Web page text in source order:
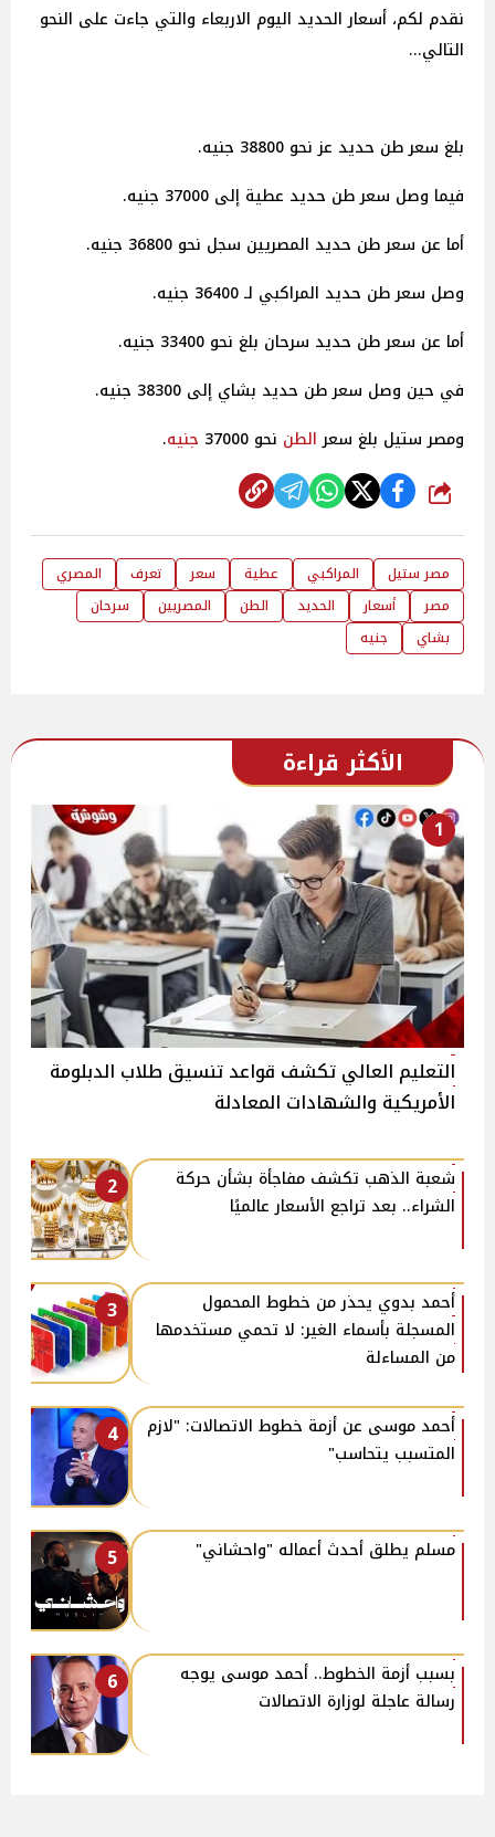
نقدم لكم، أسعار الحديد اليوم الاربعاء والتي جاءت على النحو
التالي...
بلغ سعر طن حديد عز نحو 38800 جنيه.
فيما وصل سعر طن حديد عطية إلى 37000 جنيه.
أما عن سعر طن حديد المصريين سجل نحو 36800 جنيه.
وصل سعر طن حديد المراكبي لـ 36400 جنيه.
أما عن سعر طن حديد سرحان بلغ نحو 33400 جنيه.
في حين وصل سعر طن حديد بشاي إلى 38300 جنيه.
ومصر ستيل بلغ سعرالطن نحو 37000 جنيه.
شارك
مصر ستيل المراكبي عطية سعر تعرف
المصري
مصر
أسعار الحديد الطن المصريين
سرحان
بشاي
جنيه
الأكثر قراءة
1
التعليم العالي تكشف قواعد تنسيق طلاب الدبلومة
الأمريكية والشهادات المعادلة
2
شعبة الذهب تكشف مفاجأة بشأن حركة
الشراء.. بعد تراجع الأسعار عالميًا
3
أحمد بدوي يحذر من خطوط المحمول
المسجلة بأسماء الغير: لا تحمي مستخدمها
من المساءلة
4
أحمد موسى عن أزمة خطوط الاتصالات: "لازم
المتسبب يتحاسب"
5 مسلم يطلق أحدث أعماله "واحشاني"
6
بسبب أزمة الخطوط.. أحمد موسى يوجه
رسالة عاجلة لوزارة الاتصالات